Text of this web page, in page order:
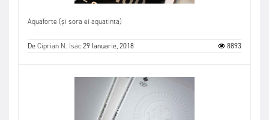
Aquaforte (și sora ei aquatinta)
DeCiprian N. Isac29 Ianuarie, 2018 8893